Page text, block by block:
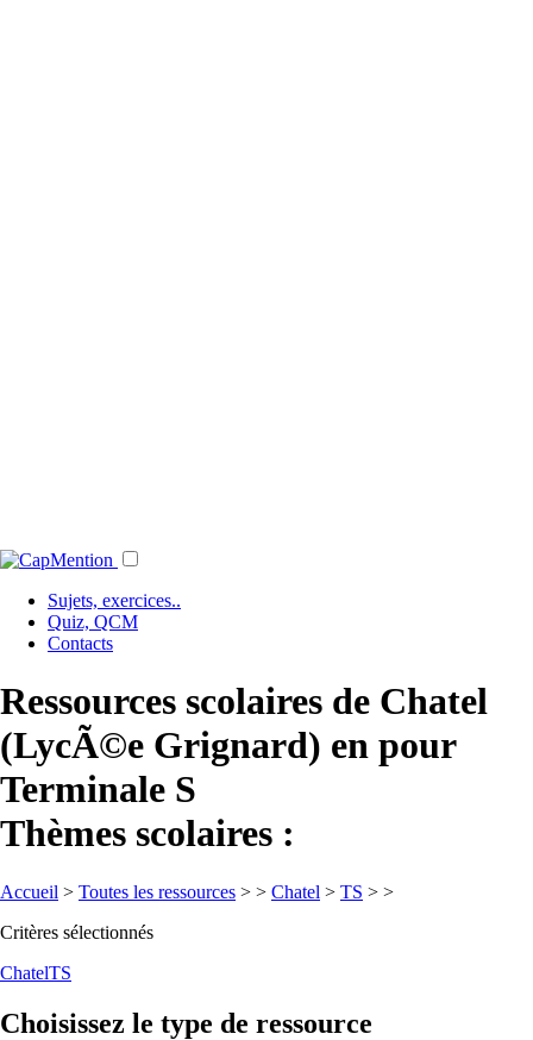
Sujets, exercices..
Quiz, QCM
Contacts
Ressources scolaires de Chatel
(LycÃ©e Grignard) en pour
Terminale S
Thèmes scolaires :
Accueil > Toutes les ressources > > Chatel > TS > >
Critères sélectionnés
ChatelTS
Choisissez le type de ressource